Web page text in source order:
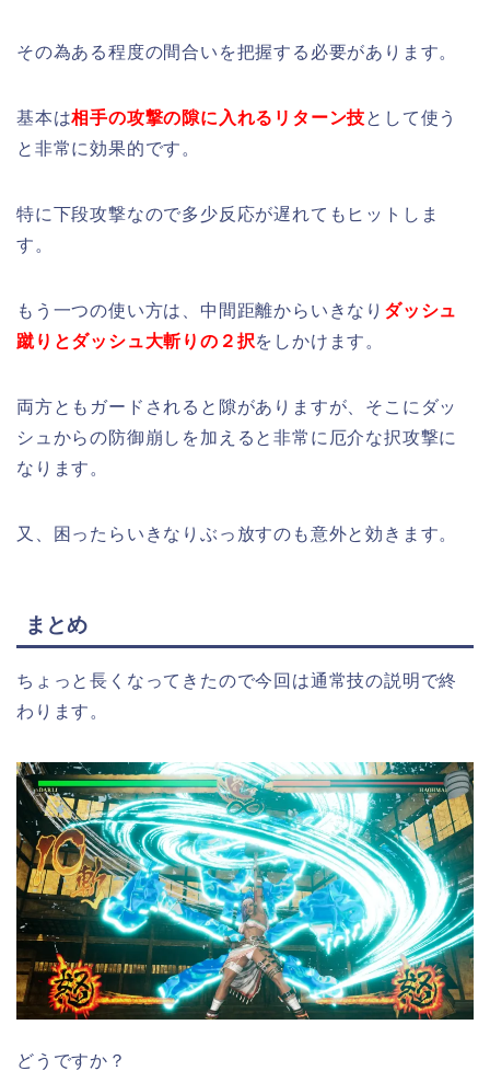
その為ある程度の間合いを把握する必要があります。
基本は相手の攻撃の隙に入れるリターン技として使う
と非常に効果的です。
特に下段攻撃なので多少反応が遅れてもヒットしま
す。
もう一つの使い方は、中間距離からいきなり ダッシュ
蹴りとダッシュ大斬りの２択をしかけます。
両方ともガードされると隙がありますが、そこにダッ
シュからの防御崩しを加えると非常に厄介な択攻撃に
なります。
又、困ったらいきなりぶっ放すのも意外と効きます。
まとめ
ちょっと長くなってきたので今回は通常技の説明で終
わります。
どうですか？